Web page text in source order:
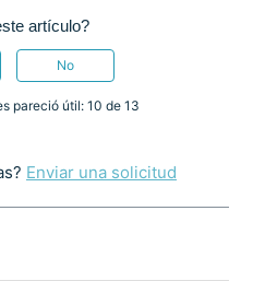
artículo?
No
pareció útil: 10 de 13
Enviar una solicitud